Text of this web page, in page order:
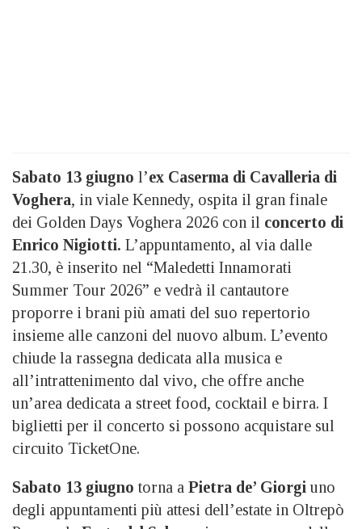
Sabato 13 giugno l’ex Caserma di Cavalleria di
Voghera, in viale Kennedy, ospita il gran finale
dei Golden Days Voghera 2026 con il concerto di
Enrico Nigiotti. L’appuntamento, al via dalle
21.30, è inserito nel “Maledetti Innamorati
Summer Tour 2026” e vedrà il cantautore
proporre i brani più amati del suo repertorio
insieme alle canzoni del nuovo album. L’evento
chiude la rassegna dedicata alla musica e
all’intrattenimento dal vivo, che offre anche
un’area dedicata a street food, cocktail e birra. I
biglietti per il concerto si possono acquistare sul
circuito TicketOne.
Sabato 13 giugno torna a Pietra de’ Giorgi uno
degli appuntamenti più attesi dell’estate in Oltrepò